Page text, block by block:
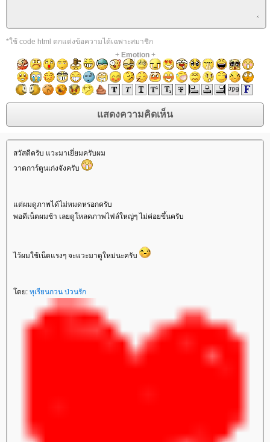
*ใช้ code html ตกแต่งข้อความได้เฉพาะสมาชิก
+ Emotion+
สวัสดีครับ แวะมาเยี่ยมครับผม
วาดการ์ตูนเก่งจังครับ
ต่ผมดูภาพได้ไม่หมดหรอกครับ
พอดีเน็ตผมช้า เลยดูโหลดภาพไฟล์ใหญ่ๆ ไม่ค่อยขึ้นครับ
ไว้ผมใช้เน็ตแรงๆ จะแวะมาดูใหม่นะครับ
ดย: ทุเรียนกวน ป่วนรัก